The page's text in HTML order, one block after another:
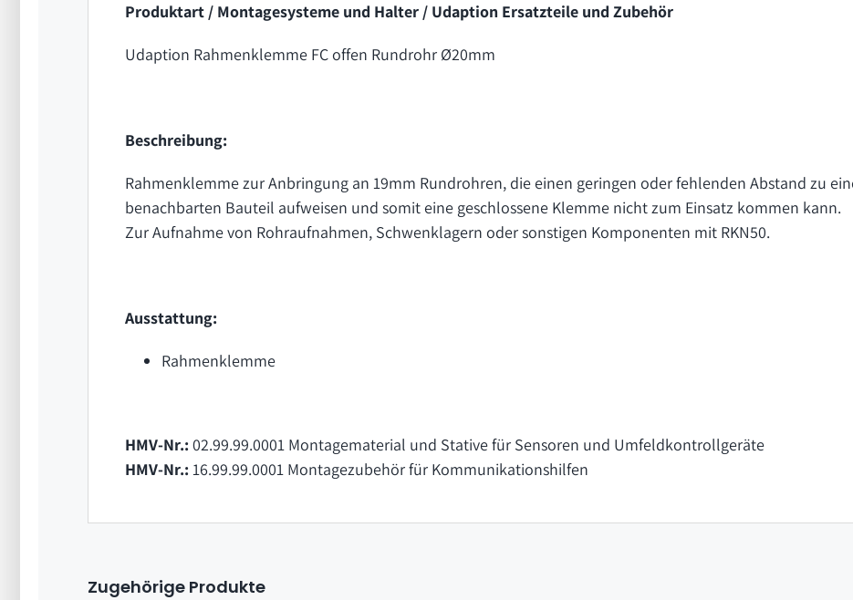
Produktart / Montagesysteme und Halter / Udaption Ersatzteile und Zubehör
Udaption Rahmenklemme FC offen Rundrohr Ø20mm
Beschreibung:
Rahmenklemme zur Anbringung an 19mm Rundrohren, die einen geringen oder fehlenden Abstand zu
benachbarten Bauteil aufweisen und somit eine geschlossene Klemme nicht zum Einsatz kommen kann.
Zur Aufnahme von Rohraufnahmen, Schwenklagern oder sonstigen Komponenten mit RKN50.
Ausstattung:
Rahmenklemme
HMV-Nr.: 02.99.99.0001 Montagematerial und Stative für Sensoren und Umfeldkontrollgeräte
HMV-Nr.: 16.99.99.0001 Montagezubehör für Kommunikationshilfen
Zugehörige Produkte